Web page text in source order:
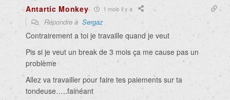
Antartic Monkey 1 mois il y a
Répondre à Sergaz
Contrairement a toi je travaille quand je veut
Pis si je veut un break de 3 mois ça me cause pas un
problème
Allez va travailler pour faire tes paiements sur ta
tondeuse…..fainéant